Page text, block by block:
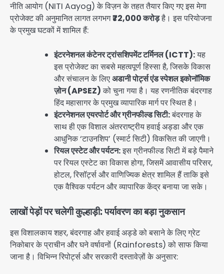
नीति आयोग (NITI Aayog) के विज़न के तहत तैयार किए गए इस मेगा
प्रोजेक्ट की अनुमानित लागत लगभग₹72,000 करोड़है। इस परियोजना
के प्रमुख घटकों में शामिल हैं:
इंटरनेशनल कंटेनर ट्रांसशिपमेंट टर्मिनल (ICTT):यह
इस प्रोजेक्ट का सबसे महत्वपूर्ण हिस्सा है, जिसके विकास
और संचालन के लिएअडानी पोर्ट्स एंड स्पेशल इकोनॉमिक
ज़ोन (APSEZ)को चुना गया है। यह रणनीतिक बंदरगाह
हिंद महासागर के प्रमुख व्यापारिक मार्ग पर स्थित है।
इंटरनेशनल एयरपोर्ट और ग्रीनफील्ड सिटी:बंदरगाह के
साथ ही एक विशाल अंतरराष्ट्रीय हवाई अड्डा और एक
आधुनिक ‘टाउनशिप’ (स्मार्ट सिटी) विकसित की जाएगी।
रियल एस्टेट और पर्यटन:इस ग्रीनफील्ड सिटी में बड़े पैमाने
पर रियल एस्टेट का विकास होगा, जिसमें आवासीय परिसर,
होटल, रिसॉर्ट्स और वाणिज्यिक क्षेत्र शामिल हैं ताकि इसे
एक वैश्विक पर्यटन और व्यापारिक केंद्र बनाया जा सके।
लाखों पेड़ों पर चलेगी कुल्हाड़ी: पर्यावरण का बड़ा नुकसान
इस विशालकाय शहर, बंदरगाह और हवाई अड्डे को बसाने के लिए ग्रेट
निकोबार के प्राचीन और घने वर्षावनों (Rainforests) को साफ किया
जाना है। विभिन्न रिपोर्ट्स और सरकारी दस्तावेज़ों के अनुसार: